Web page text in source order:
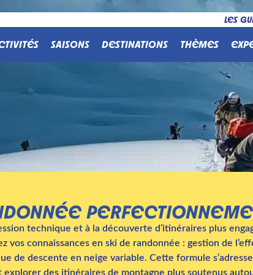
LES
SAISONS DESTINATIONS THÈMES
technique et à la découverte d’itinéraires plus
vos connaissances en ski de randonnée : gestion de
de descente en neige variable. Cette formule
explorer des itinéraires de montagne plus soutenus